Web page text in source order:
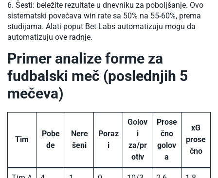
Šesti: beležite rezultate u dnevniku za poboljšanje. Ovo
sistematski povećava win rate sa 50% na 55-60%, prema
studijama. Alati poput Bet Labs automatizuju mogu da
automatizuju ove radnje.​
Primer analize forme za
fudbalski meč (poslednjih 5
mečeva)
Tim
Pobe
de
Nere
šeni
Poraz
i
Golov
i
za/pr
otiv
Prose
čno
golov
a
xG
prose
čno​